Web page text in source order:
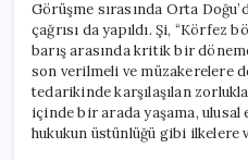
Görüşme sırasında Orta
çağrısı da yapıldı. Şi, “Körfez
barış arasında kritik bir
son verilmeli ve müzakerelere
tedarikinde karşılaşılan
içinde bir arada yaşama, ulusal
hukukun üstünlüğü gibi ilkelere